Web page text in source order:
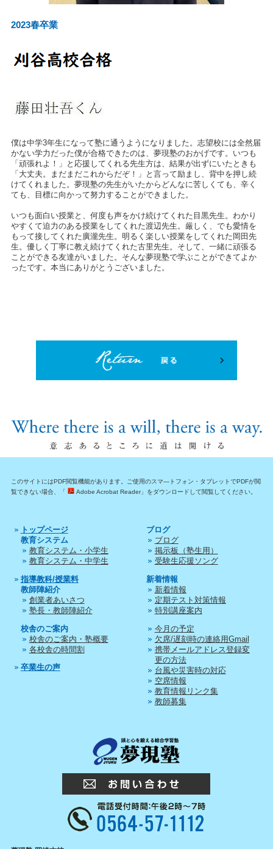
2023春卒業
僕は中学3年生になって塾に通うようになりました。志望校には全然届
かない学力だった僕が合格できたのは、夢現塾のおかげです。いつも
「頑張れよ！」と応援してくれる先生方は、結果が出ずにいたときも
「大丈夫。まだまだこれからだぞ！」と言って励まし、背中を押し続
けてくれました。夢現塾の先生がいたからどんなに苦しくても、辛く
ても、目標に向かって努力することができました。
いつも面白い授業と、何度も声をかけ続けてくれた目黒先生。わかり
やすくて迫力のある授業をしてくれた渡辺先生。厳しく、でも愛情を
もって接してくれた廣瀧先生。明るく楽しい授業をしてくれた岡田先
生。優しく丁寧に教え続けてくれた古里先生。そして、一緒に頑張る
ことができる友達がいました。そんな夢現塾で学ぶことができてよか
ったです。本当にありがとうございました。
このサイトにはPDF閲覧機能があります。ご使用のスマ―トフォン・タブレットでPDFが閲
覧できない場合、「
Adobe Acrobat Reader」をダウンロードして閲覧してください。
トップページ
教育システム
教育システム・小学生
教育システム・中学生
指導教科/授業料
教師陣紹介
創業者あいさつ
塾長・教師陣紹介
校舎のご案内
校舎のご案内・塾概要
各校舎の時間割
卒業生の声
ブログ
ブログ
掲示板（塾生用）
受験生応援ソング
新着情報
新着情報
定期テスト対策情報
特別講座案内
今月の予定
欠席/遅刻時の連絡用Gmail
携帯メールアドレス登録変
更の方法
台風や災害時の対応
空席情報
教育情報リンク集
教師募集